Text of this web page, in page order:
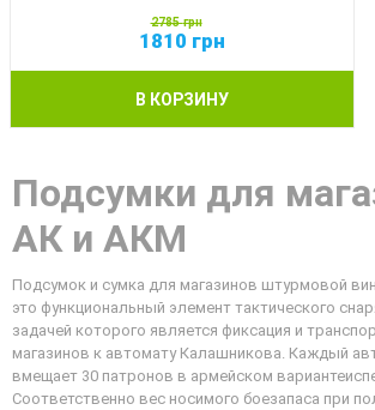
2785грн
1810 грн
В КОРЗИНУ
Подсумки для
АК и АКМ
Подсумок и сумка для магазинов штурмовой
это функциональный элемент тактического
задачей которого является фиксация и
магазинов к автомату Калашникова. Каждый
вмещает 30 патронов в армейском
Соответственно вес носимого боезапаса при